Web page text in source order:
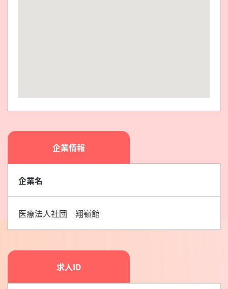
企業情報
企業名
医療法人社団 翔嶺館
求人ID